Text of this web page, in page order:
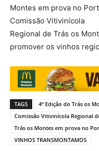
Montes em prova no
Comissão Vitivinícola
Regional de Trás os
promover os vinhos
TAGS
4ª Edição do Trás os
Comissão Vitivinícola Regional
Trás os Montes em prova no
VINHOS TRANSMONTAMOS